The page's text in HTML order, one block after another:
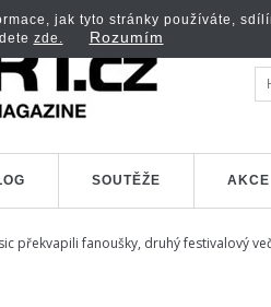
SOUTĚŽE AKCE
překvapili fanoušky, druhý festivalový
jak tyto stránky používáte,
zde. Rozumím